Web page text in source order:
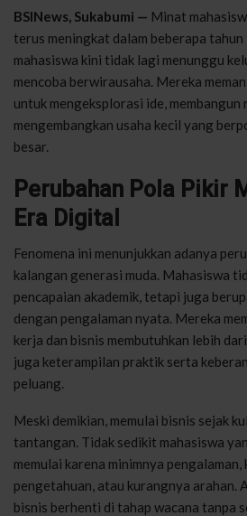
BSINews, Sukabumi — Minat
terus meningkat dalam beberapa
mahasiswa kini tidak lagi menunggu
mencoba berwirausaha. Mereka
untuk mengeksplorasi ide, membangun
mengembangkan usaha kecil yang
besar.
Perubahan Pola Pikir
Era Digital
Fenomena ini menunjukkan adanya
kalangan generasi muda. Mahasiswa
pencapaian akademik, tetapi juga
dengan pengalaman nyata. Mereka
kerja dan bisnis membutuhkan lebih
juga keterampilan praktik serta
peluang.
Meski demikian, memulai bisnis sejak
tantangan. Tidak sedikit mahasiswa
memulai karena minimnya
pengetahuan, atau kurangnya arahan.
bisnis berhenti di tahap wacana tanpa